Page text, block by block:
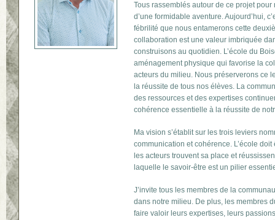
Tous rassemblés autour de ce projet
d’une formidable aventure. Aujourd’hui,
fébrilité que nous entamerons cette
collaboration est une valeur imbriquée
construisons au quotidien. L’école du
aménagement physique qui favorise la
acteurs du milieu. Nous préserverons ce
la réussite de tous nos élèves. La
des ressources et des expertises
cohérence essentielle à la réussite de
Ma vision s’établit sur les trois leviers
communication et cohérence. L’école
les acteurs trouvent sa place et
laquelle le savoir-être est un pilier
J’invite tous les membres de la
dans notre milieu. De plus, les membres
faire valoir leurs expertises, leurs